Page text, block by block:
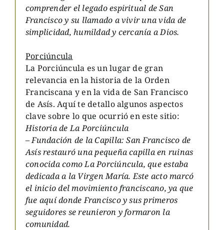
comprender el legado espiritual de San
Francisco y su llamado a vivir una vida de
simplicidad, humildad y cercanía a Dios.
Porciúncula
La Porciúncula es un lugar de gran
relevancia en la historia de la Orden
Franciscana y en la vida de San Francisco
de Asís. Aquí te detallo algunos aspectos
clave sobre lo que ocurrió en este sitio:
Historia de La Porciúncula
– Fundación de la Capilla: San Francisco de
Asís restauró una pequeña capilla en ruinas
conocida como La Porciúncula, que estaba
dedicada a la Virgen María. Este acto marcó
el inicio del movimiento franciscano, ya que
fue aquí donde Francisco y sus primeros
seguidores se reunieron y formaron la
comunidad.